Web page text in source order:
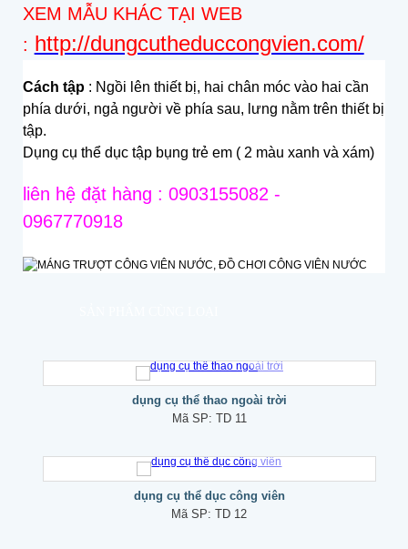
XEM MẪU KHÁC TẠI WEB
: http://dungcutheduccongvien.com/
Cách tập : Ngồi lên thiết bị, hai chân móc vào hai cần
phía dưới, ngả người về phía sau, lưng nằm trên thiết bị
tập.
Dụng cụ thể dục tập bụng trẻ em ( 2 màu xanh và xám)
liên hệ đặt hàng : 0903155082 -
0967770918
dụng cụ thể thao ngoài trời
Mã SP: TD 11
dụng cụ thể dục công viên
Mã SP:TD 12